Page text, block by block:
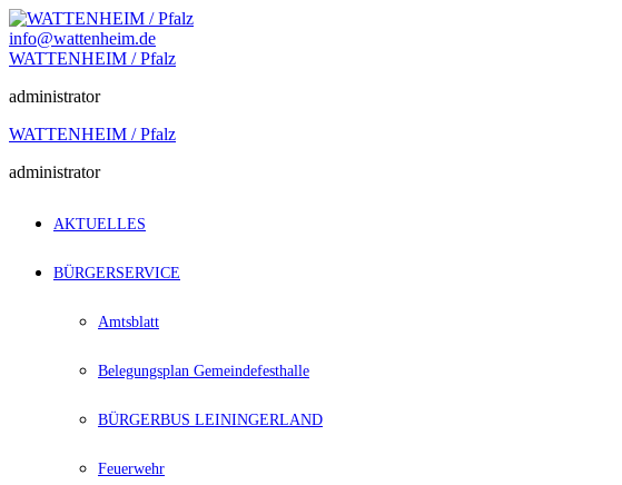
Zum
Inhalt
springen
info@wattenheim.de
WATTENHEIM / Pfalz
administrator
WATTENHEIM / Pfalz
administrator
AKTUELLES
BÜRGERSERVICE
Amtsblatt
Belegungsplan Gemeindefesthalle
BÜRGERBUS LEININGERLAND
Feuerwehr